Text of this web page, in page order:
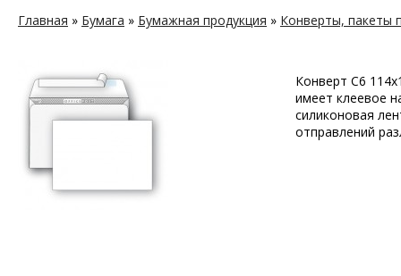
Главная » Бумага » Бумажная продукция » Конверты, пакеты
Конверт С6
имеет клеевое
силиконовая
отправлений